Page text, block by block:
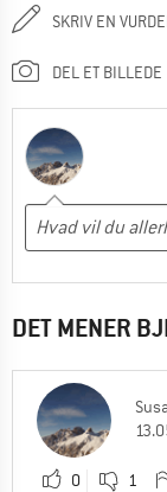
SKRIV EN
DEL ET BILLEDE
DET MENER
0 1